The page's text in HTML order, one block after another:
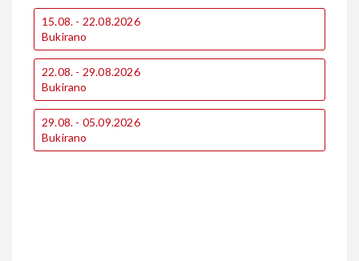
15.08. - 22.08.2026
Bukirano
22.08. - 29.08.2026
Bukirano
29.08. - 05.09.2026
Bukirano